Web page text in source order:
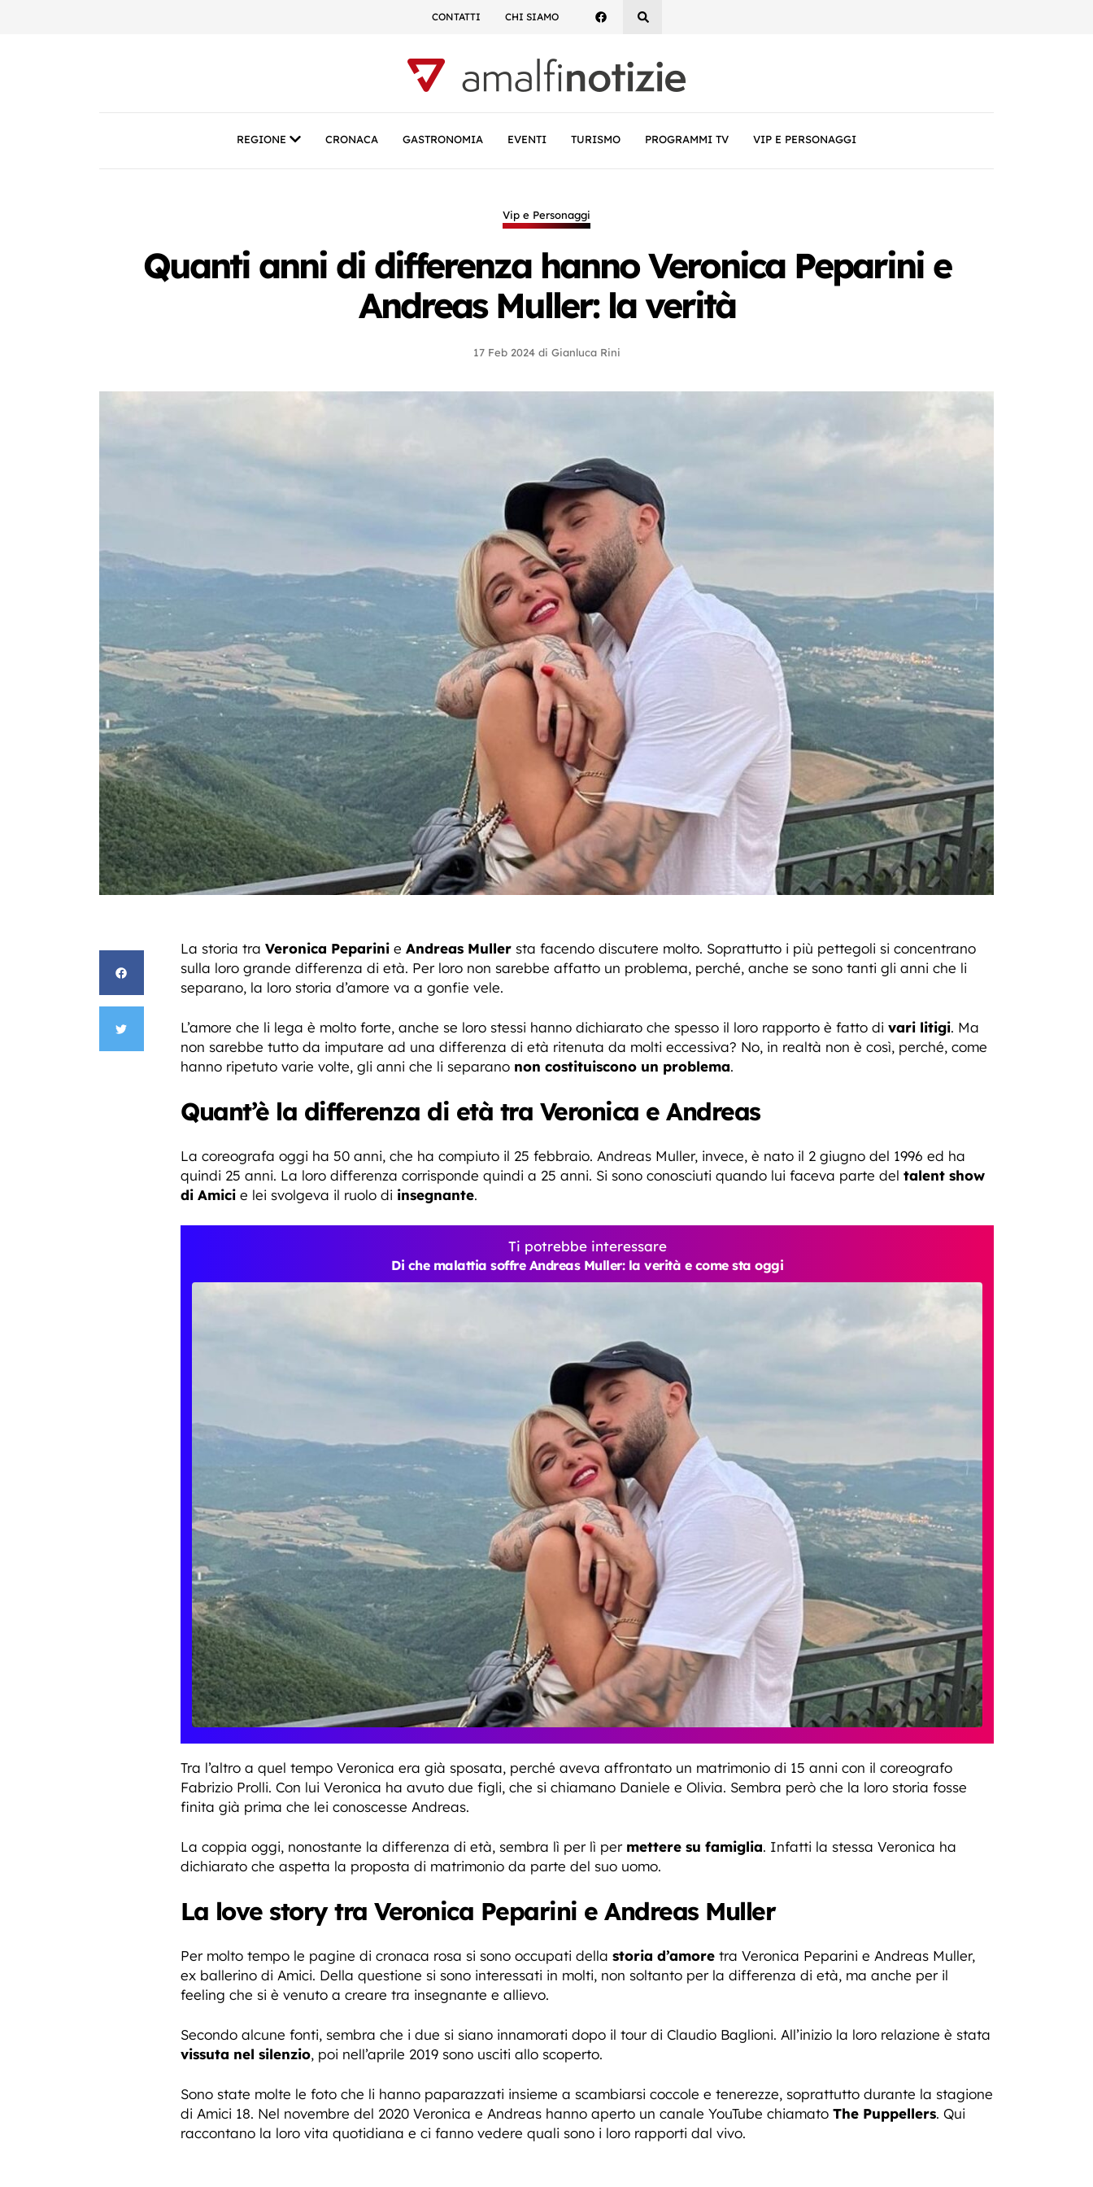
CONTATTI CHI SIAMO
REGIONE CRONACA GASTRONOMIA EVENTI TURISMO PROGRAMMI TV VIP E PERSONAGGI
Vip e Personaggi
Quanti anni di differenza hanno Veronica Peparini e
Andreas Muller: la verità
17 Feb 2024 di Gianluca Rini
La storia tra Veronica Peparini e Andreas Muller sta facendo discutere molto. Soprattutto i più pettegoli si concentrano
sulla loro grande differenza di età. Per loro non sarebbe affatto un problema, perché, anche se sono tanti gli anni che li
separano, la loro storia d’amore va a gonfie vele.
L’amore che li lega è molto forte, anche se loro stessi hanno dichiarato che spesso il loro rapporto è fatto di vari litigi. Ma
non sarebbe tutto da imputare ad una differenza di età ritenuta da molti eccessiva? No, in realtà non è così, perché, come
hanno ripetuto varie volte, gli anni che li separano non costituiscono un problema.
Quant’è la differenza di età tra Veronica e Andreas
La coreografa oggi ha 50 anni, che ha compiuto il 25 febbraio. Andreas Muller, invece, è nato il 2 giugno del 1996 ed ha
quindi 25 anni. La loro differenza corrisponde quindi a 25 anni. Si sono conosciuti quando lui faceva parte del talent show
di Amici e lei svolgeva il ruolo di insegnante.
Ti potrebbe interessare
Di che malattia soffre Andreas Muller: la verità e come sta oggi
Tra l’altro a quel tempo Veronica era già sposata, perché aveva affrontato un matrimonio di 15 anni con il coreografo
Fabrizio Prolli. Con lui Veronica ha avuto due figli, che si chiamano Daniele e Olivia. Sembra però che la loro storia fosse
finita già prima che lei conoscesse Andreas.
La coppia oggi, nonostante la differenza di età, sembra lì per lì per mettere su famiglia. Infatti la stessa Veronica ha
dichiarato che aspetta la proposta di matrimonio da parte del suo uomo.
La love story tra Veronica Peparini e Andreas Muller
Per molto tempo le pagine di cronaca rosa si sono occupati della storia d’amore tra Veronica Peparini e Andreas Muller,
ex ballerino di Amici. Della questione si sono interessati in molti, non soltanto per la differenza di età, ma anche per il
feeling che si è venuto a creare tra insegnante e allievo.
Secondo alcune fonti, sembra che i due si siano innamorati dopo il tour di Claudio Baglioni. All’inizio la loro relazione è stata
vissuta nel silenzio, poi nell’aprile 2019 sono usciti allo scoperto.
Sono state molte le foto che li hanno paparazzati insieme a scambiarsi coccole e tenerezze, soprattutto durante la stagione
di Amici 18. Nel novembre del 2020 Veronica e Andreas hanno aperto un canale YouTube chiamato The Puppellers. Qui
raccontano la loro vita quotidiana e ci fanno vedere quali sono i loro rapporti dal vivo.